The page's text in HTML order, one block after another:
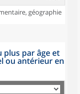
géographie
plus par âge et
ou antérieur en